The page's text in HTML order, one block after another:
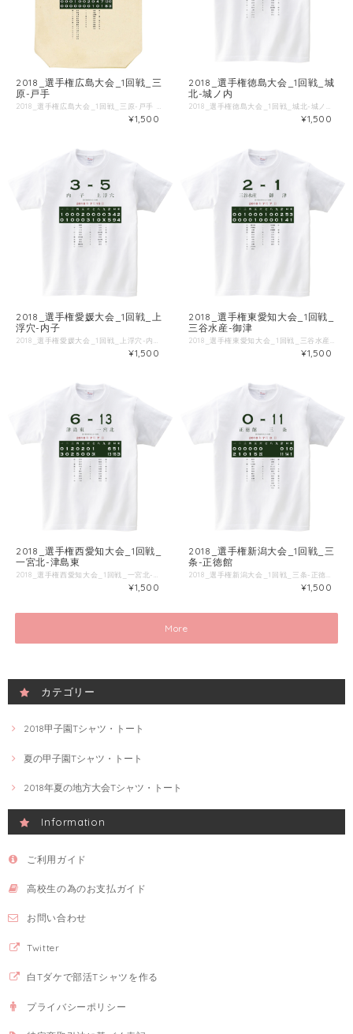
2018_選手権広島大会_1回戦_三
原-戸手
¥1,500
2018_選手権徳島大会_1回戦_城
北-城ノ内
¥1,500
2018_選手権愛媛大会_1回戦_上
浮穴-内子
¥1,500
2018_選手権東愛知大会_1回戦_
三谷水産-御津
¥1,500
2018_選手権西愛知大会_1回戦_
一宮北-津島東
¥1,500
2018_選手権新潟大会_1回戦_三
条-正徳館
¥1,500
More
カテゴリー
2018甲子園Tシャツ・トート
夏の甲子園Tシャツ・トート
2018年夏の地方大会Tシャツ・トート
Information
ご利用ガイド
高校生の為のお支払ガイド
お問い合わせ
Twitter
白Tダケで部活Tシャツを作る
プライバシーポリシー